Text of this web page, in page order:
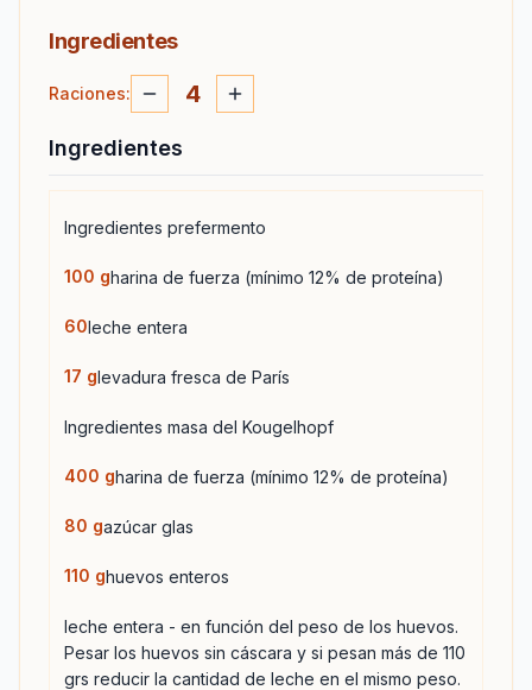
Ingredientes
Raciones: 4
Ingredientes
Ingredientes prefermento
100 gharina de fuerza (mínimo 12% de proteína)
60leche entera
17 glevadura fresca de París
Ingredientes masa del Kougelhopf
400 gharina de fuerza (mínimo 12% de proteína)
80 gazúcar glas
110 ghuevos enteros
leche entera - en función del peso de los huevos.
Pesar los huevos sin cáscara y si pesan más de 110
grs reducir la cantidad de leche en el mismo peso.